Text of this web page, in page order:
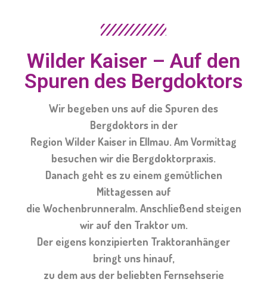
Wilder Kaiser – Auf den
Spuren des Bergdoktors
Wir begeben uns auf die Spuren des
Bergdoktors in der
Region Wilder Kaiser in Ellmau. Am Vormittag
besuchen wir die Bergdoktorpraxis.
Danach geht es zu einem gemütlichen
Mittagessen auf
die Wochenbrunneralm. Anschließend steigen
wir auf den Traktor um.
Der eigens konzipierten Traktoranhänger
bringt uns hinauf,
zu dem aus der beliebten Fernsehserie